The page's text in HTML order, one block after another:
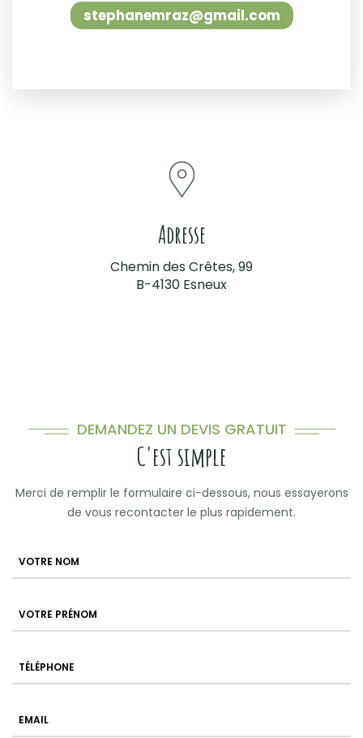
stephanemraz@gmail.com
Adresse
Chemin des Crêtes, 99
B-4130 Esneux
DEMANDEZ UN DEVIS GRATUIT
C'est simple
Merci de remplir le formulaire ci-dessous, nous essayerons
de vous recontacter le plus rapidement.